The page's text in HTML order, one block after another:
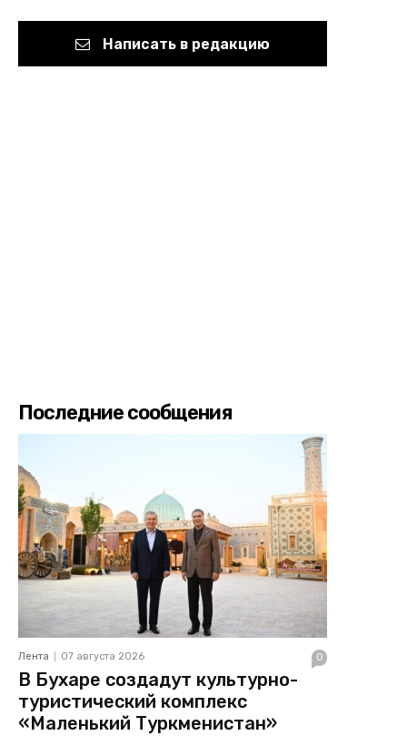
Написать в редакцию
Последние сообщения
Лента 07 августа 2026 0
В Бухаре создадут культурно-
туристический комплекс
«Маленький Туркменистан»